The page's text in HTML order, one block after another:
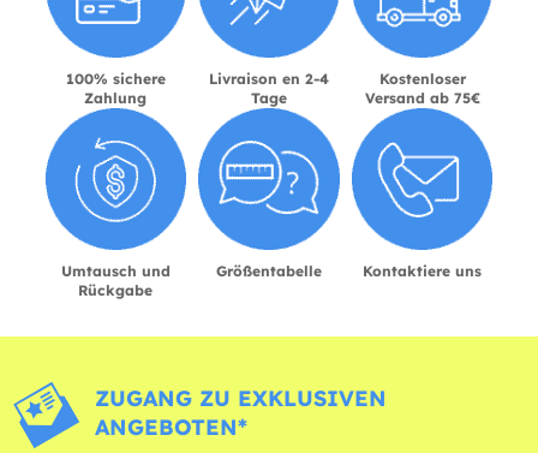
100% sichere
Zahlung
Livraison en 2-4
Tage
Kostenloser
Versand ab 75€
Umtausch und
Rückgabe
Größentabelle Kontaktiere uns
ZUGANG ZU EXKLUSIVEN
ANGEBOTEN*